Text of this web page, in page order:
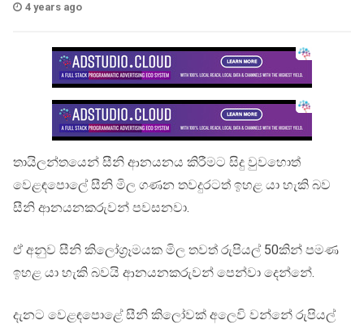
4 years ago
තායිලන්තයෙන් සීනි ආනයනය කිරීමට සිදු වුවහොත්
වෙළඳපොලේ සීනි මිල ගණන තවදුරටත් ඉහළ යා හැකි බව
සීනි ආනයනකරුවන් පවසනවා.
ඒ අනුව සීනි කිලෝග්‍රෑමයක මිල තවත් රුපියල් 50කින් පමණ
ඉහළ යා හැකි බවයි ආනයනකරුවන් පෙන්වා දෙන්නේ.
දැනට වෙළඳපොළේ සීනි කිලෝවක් අලෙවි වන්නේ රුපියල්